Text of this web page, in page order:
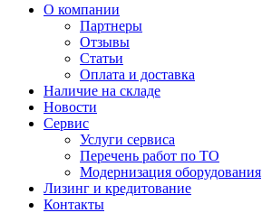
О компании
Партнеры
Отзывы
Статьи
Оплата и доставка
Наличие на складе
Новости
Сервис
Услуги сервиса
Перечень работ по ТО
Модернизация оборудования
Лизинг и кредитование
Контакты